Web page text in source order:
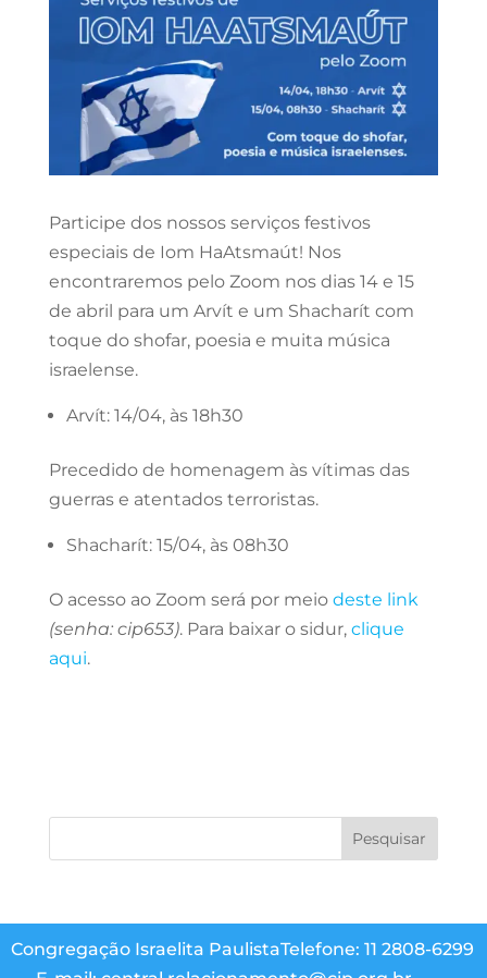
Participe dos nossos serviços festivos
especiais de Iom HaAtsmaút! Nos
encontraremos pelo Zoom nos dias 14 e 15
de abril para um Arvít e um Shacharít com
toque do shofar, poesia e muita música
israelense.
Arvít: 14/04, às 18h30
Precedido de homenagem às vítimas das
guerras e atentados terroristas.
Shacharít: 15/04, às 08h30
O acesso ao Zoom será por meio deste link
(senha: cip653). Para baixar o sidur, clique
aqui.
Congregação Israelita PaulistaTelefone: 11 2808-6299